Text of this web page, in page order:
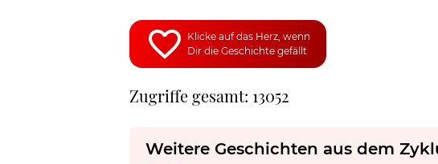
Klicke auf das Herz, wenn
Dir die Geschichte gefällt
Zugriffe gesamt: 13052
Weitere Geschichten aus dem